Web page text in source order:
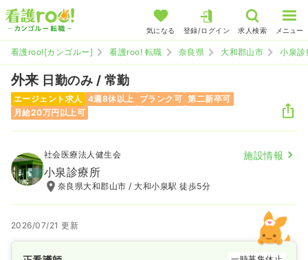
気になる 登録/ログイン 求人検索 メニュー
看護roo![カンゴルー] 看護roo! 転職 奈良県 大和郡山市 小泉診
外来 日勤のみ / 常勤
エージェント求人 4週8休以上 ブランク可 第二新卒可
月給20万円以上可
社会医療法人健生会 施設情報
小泉診療所
奈良県大和郡山市 / 大和小泉駅 徒歩5分
2026/07/21 更新